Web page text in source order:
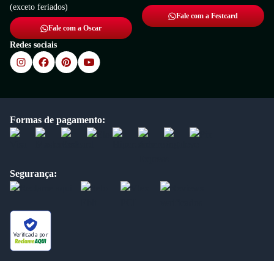
(exceto feriados)
Fale com a Oscar
Fale com a Festcard
Redes sociais
Formas de pagamento:
Segurança:
Verificada por